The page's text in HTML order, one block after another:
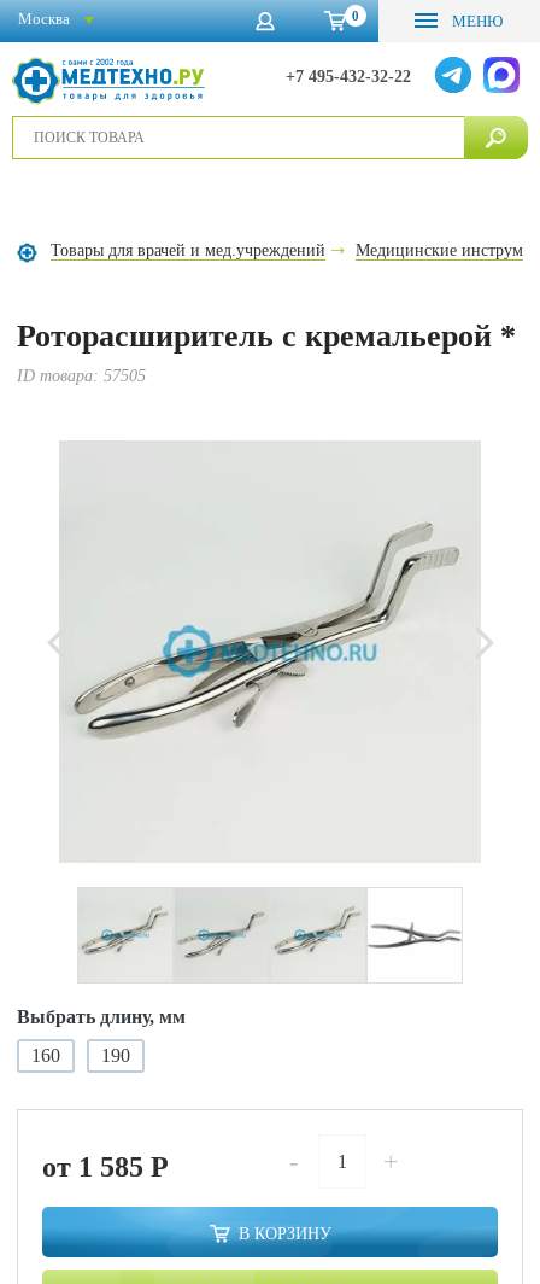
0 МЕНЮ
+7 495-432-32-22
Москва
Товары для врачей и мед.учреждений Медицинские
Роторасширитель с кремальерой *
ID товара:57505
Выбрать длину, мм
160
190
от 1 585P - +
В КОРЗИНУ